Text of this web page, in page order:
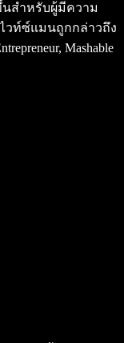
สำหรับผู้มีความ
วท์ซ์แมนถูกกล่าวถึง
Mashable